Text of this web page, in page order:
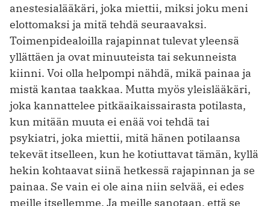
anestesialääkäri, joka miettii, miksi joku meni
elottomaksi ja mitä tehdä seuraavaksi.
Toimenpidealoilla rajapinnat tulevat yleensä
yllättäen ja ovat minuuteista tai sekunneista
kiinni. Voi olla helpompi nähdä, mikä painaa ja
mistä kantaa taakkaa. Mutta myös yleislääkäri,
joka kannattelee pitkäaikaissairasta potilasta,
kun mitään muuta ei enää voi tehdä tai
psykiatri, joka miettii, mitä hänen potilaansa
tekevät itselleen, kun he kotiuttavat tämän, kyllä
hekin kohtaavat siinä hetkessä rajapinnan ja se
painaa. Se vain ei ole aina niin selvää, ei edes
meille itsellemme. Ja meille sanotaan, että se